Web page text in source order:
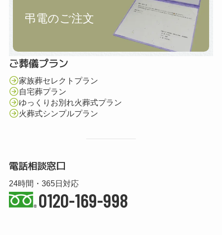
弔電のご注文
ご葬儀プラン
家族葬セレクトプラン
自宅葬プラン
ゆっくりお別れ火葬式プラン
火葬式シンプルプラン
電話相談窓口
24時間・365日対応
0120-169-998